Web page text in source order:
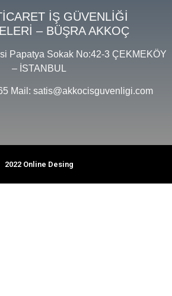
İŞ GÜVENLİĞİ
– BÜŞRA AKKOÇ
Papatya Sokak No:42-3 ÇEKMEKÖY
– İSTANBUL
Mail: satis@akkocisguvenligi.com
2022 Online Desing